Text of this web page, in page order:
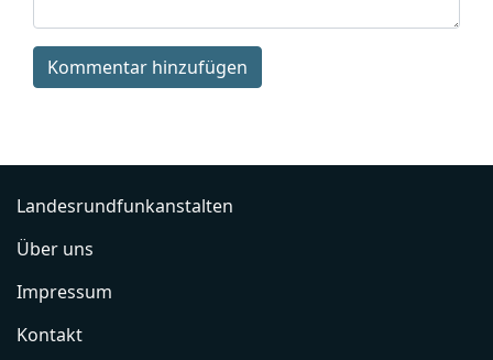
Kommentar hinzufügen
Landesrundfunkanstalten
Über uns
Impressum
Kontakt